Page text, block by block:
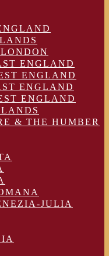
ENGLAND
ENGLAND
ENGLAND
ENGLAND
& THE HUMBER
JULIA